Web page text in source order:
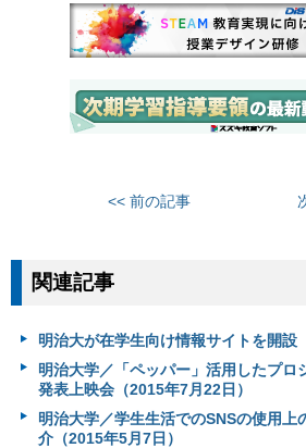
<< 前の記事
関連記事
明治大が在学生向け情報サイトを開設
明治大学／「ペッパー」活用したプロ
発表上映会（2015年7月22日）
明治大学／学生生活でのSNSの使用上
介（2015年5月7日）